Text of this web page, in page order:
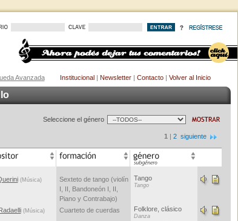
Avanzada Institucional| Newsletter| Contacto| Volver al Inicio
Seleccione el género
1 | 2 siguiente
(Música)
Sexteto de tango (violín
I, II, Bandoneón I, II,
Piano y Contrabajo)
Tango
Tango
(Música) Cuarteto de cuerdas Folklore, clásico
Danza